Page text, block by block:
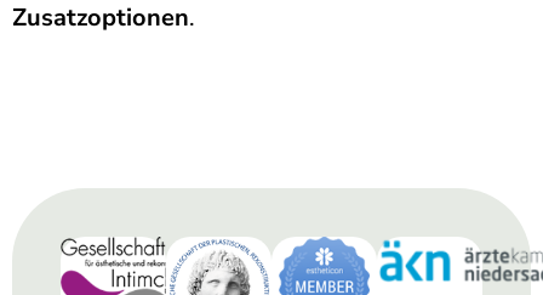
Zusatzoptionen.